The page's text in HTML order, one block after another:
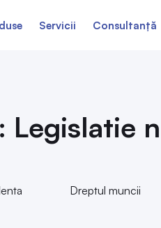
Servicii Consultanță
Legislatie
Dreptul muncii